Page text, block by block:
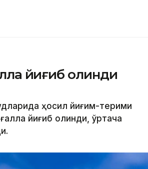
йиғиб олинди
ҳосил йиғим-терими
йиғиб олинди, ўртача